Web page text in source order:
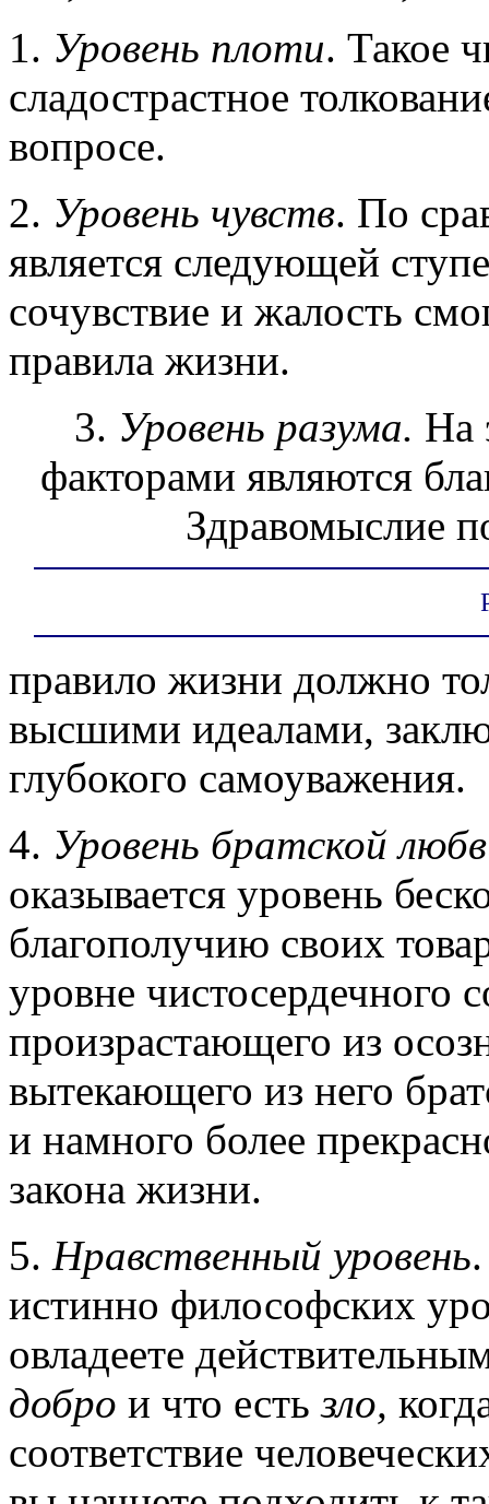
1. Уровень плоти. Такое
сладострастное
вопросе.
2. Уровень чувств. По
является следующей
сочувствие и жалость
правила жизни.
3. Уровень разума. На
факторами являются
Здравомыслие
правило жизни должно
высшими идеалами,
глубокого самоуважения.
4. Уровень братской
оказывается уровень
благополучию своих
уровне чистосердечного
произрастающего из
вытекающего из него
и намного более
закона жизни.
5. Нравственный уровень
истинно философских
овладеете
добро и что естьзло,
соответствие